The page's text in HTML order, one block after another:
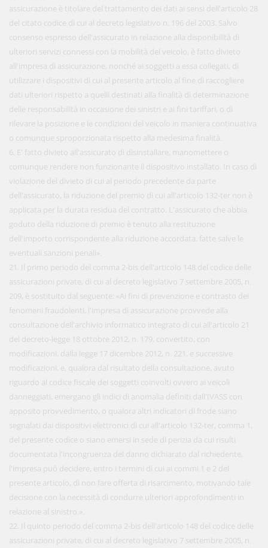
assicurazione è titolare del trattamento dei dati ai sensi dell'articolo 28
del citato codice di cui al decreto legislativo n. 196 del 2003. Salvo
consenso espresso dell'assicurato in relazione alla disponibilità di
ulteriori servizi connessi con la mobilità del veicolo, è fatto divieto
all'impresa di assicurazione, nonché ai soggetti a essa collegati, di
utilizzare i dispositivi di cui al presente articolo al fine di raccogliere
dati ulteriori rispetto a quelli destinati alla finalità di determinazione
delle responsabilità in occasione dei sinistri e ai fini tariffari, o di
rilevare la posizione e le condizioni del veicolo in maniera continuativa
o comunque sproporzionata rispetto alla medesima finalità.
6. E' fatto divieto all'assicurato di disinstallare, manomettere o
comunque rendere non funzionante il dispositivo installato. In caso di
violazione del divieto di cui al periodo precedente da parte
dell'assicurato, la riduzione del premio di cui all'articolo 132-ter non è
applicata per la durata residua del contratto. L'assicurato che abbia
goduto della riduzione di premio è tenuto alla restituzione
dell'importo corrispondente alla riduzione accordata, fatte salve le
eventuali sanzioni penali».
21. Il primo periodo del comma 2-bis dell'articolo 148 del codice delle
assicurazioni private, di cui al decreto legislativo 7 settembre 2005, n.
209, è sostituito dal seguente: «Ai fini di prevenzione e contrasto dei
fenomeni fraudolenti, l'impresa di assicurazione provvede alla
consultazione dell'archivio informatico integrato di cui all'articolo 21
del decreto-legge 18 ottobre 2012, n. 179, convertito, con
modificazioni, dalla legge 17 dicembre 2012, n. 221, e successive
modificazioni, e, qualora dal risultato della consultazione, avuto
riguardo al codice fiscale dei soggetti coinvolti ovvero ai veicoli
danneggiati, emergano gli indici di anomalia definiti dall'IVASS con
apposito provvedimento, o qualora altri indicatori di frode siano
segnalati dai dispositivi elettronici di cui all'articolo 132-ter, comma 1,
del presente codice o siano emersi in sede di perizia da cui risulti
documentata l'incongruenza del danno dichiarato dal richiedente,
l'impresa può decidere, entro i termini di cui ai commi 1 e 2 del
presente articolo, di non fare offerta di risarcimento, motivando tale
decisione con la necessità di condurre ulteriori approfondimenti in
relazione al sinistro.».
22. Il quinto periodo del comma 2-bis dell'articolo 148 del codice delle
assicurazioni private, di cui al decreto legislativo 7 settembre 2005, n.